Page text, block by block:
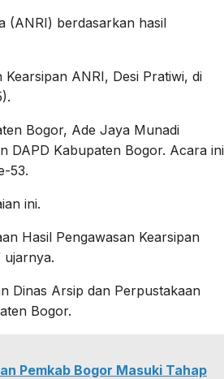
(ANRI) berdasarkan hasil
ANRI, Desi Pratiwi, di
Bogor, Ade Jaya Munadi
DAPD Kabupaten Bogor. Acara ini
53.
ini.
Hasil Pengawasan Kearsipan
ujarnya.
Dinas Arsip dan Perpustakaan
Bogor.
Pemkab Bogor Masuki Tahap